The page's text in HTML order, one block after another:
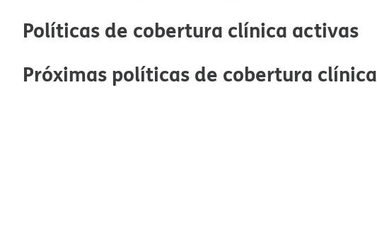
Políticas de cobertura clínica activas​​
Próximas políticas de cobertura clínica​​